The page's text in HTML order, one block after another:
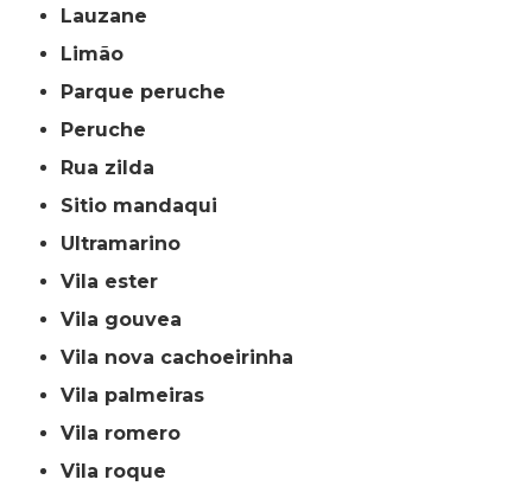
lauzane
limão
parque peruche
peruche
rua zilda
sitio mandaqui
ultramarino
vila ester
vila gouvea
vila nova cachoeirinha
vila palmeiras
vila romero
vila roque